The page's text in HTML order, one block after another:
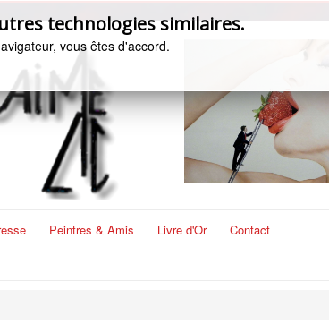
Peintres & Amis Livre d'Or
Contact
technologies similaires.
vous êtes d'accord.